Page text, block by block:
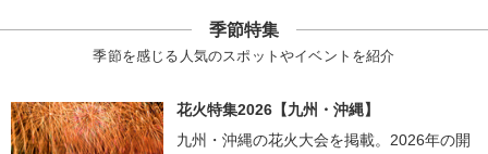
季節特集
季節を感じる人気のスポットやイベントを紹介
花火特集2026【九州・沖縄】
九州・沖縄の花火大会を掲載。2026年の開